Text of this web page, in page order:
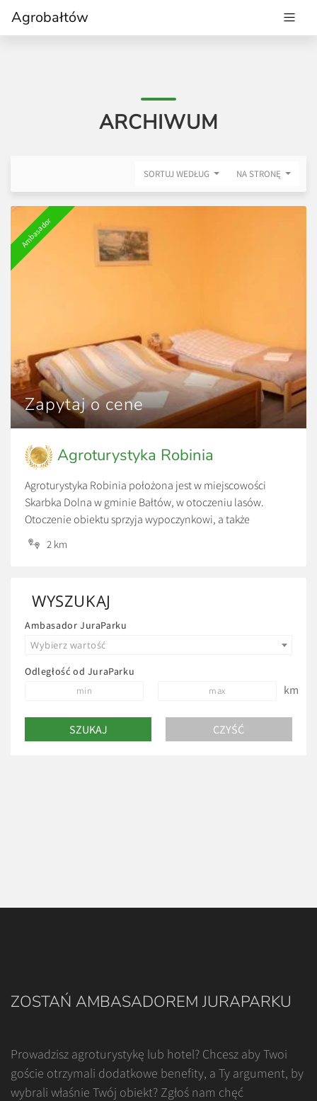
Agrobałtów
ARCHIWUM
SORTUJ WEDŁUG NA STRONĘ
Ambasador
Zapytaj o cene
Agroturystyka Robinia
Agroturystyka Robinia położona jest w miejscowości
Skarbka Dolna w gminie Bałtów, w otoczeniu lasów.
Otoczenie obiektu sprzyja wypoczynkowi, a także
aktywności fizycznej. W bezpośrednim sąsiedztwie
znajduje się Park Linowy Skarbka oraz Bałtowski Kompleks
2 km
WYSZUKAJ
Ambasador JuraParku
Wybierz wartość
Odległość od JuraParku
km
ZOSTAŃ AMBASADOREM JURAPARKU
Prowadzisz agroturystykę lub hotel? Chcesz aby Twoi
goście otrzymali dodatkowe benefity, a Ty argument, by
wybrali właśnie Twój obiekt? Zgłoś nam chęć